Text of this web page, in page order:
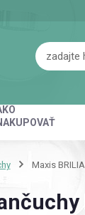
Maxis